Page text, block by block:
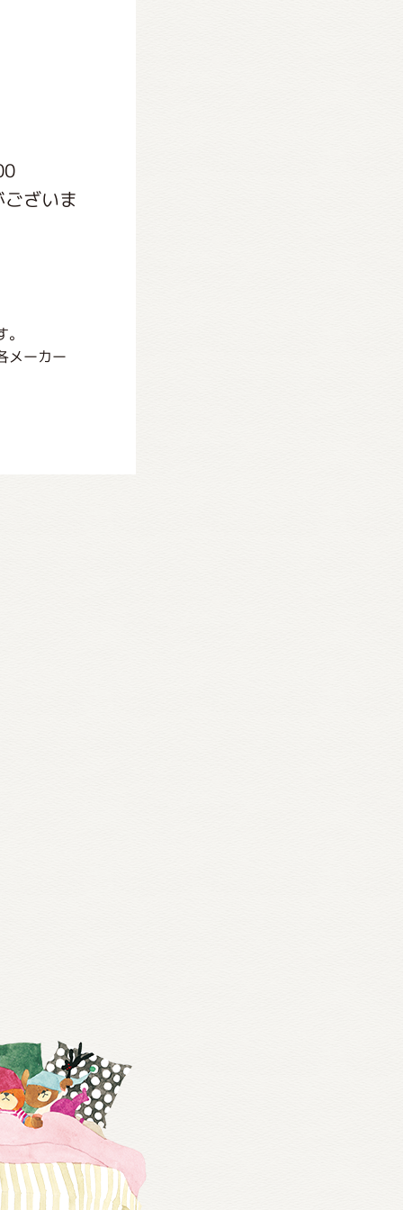
ざいま
メーカー